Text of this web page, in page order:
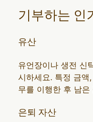
기부하는 인
유산
유언장이나 생전 신
시하세요. 특정 금액
무를 이행한 후 남
은퇴 자산